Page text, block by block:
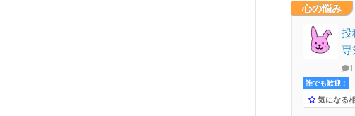
心の悩み
投
1
誰でも歓迎 !
気になる